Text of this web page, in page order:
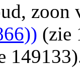
zoon
(zie